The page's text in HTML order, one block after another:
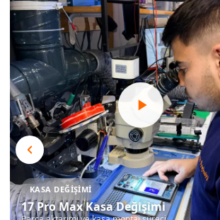
KASA DEĞIŞIMI
17 Pro Max Kasa Değişimi